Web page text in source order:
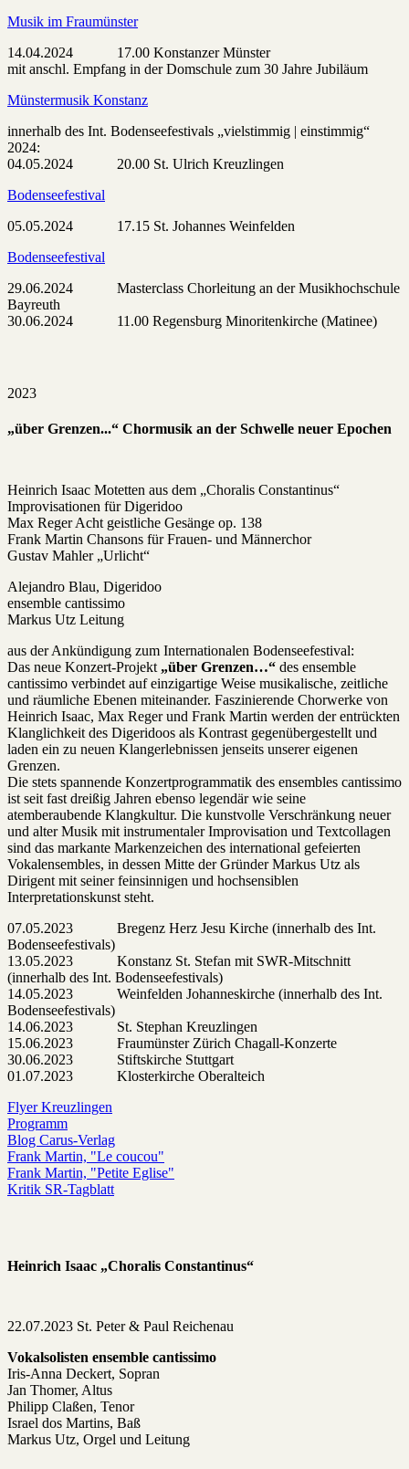
Musik im Fraumünster
14.04.2024 17.00 Konstanzer Münster
mit anschl. Empfang in der Domschule zum 30 Jahre Jubiläum
Münstermusik Konstanz
innerhalb des Int. Bodenseefestivals „vielstimmig | einstimmig“
2024:
04.05.2024 20.00 St. Ulrich Kreuzlingen
Bodenseefestival
05.05.2024 17.15 St. Johannes Weinfelden
Bodenseefestival
29.06.2024 Masterclass Chorleitung an der Musikhochschule
Bayreuth
30.06.2024 11.00 Regensburg Minoritenkirche (Matinee)
2023
„über Grenzen...“ Chormusik an der Schwelle neuer Epochen
Heinrich Isaac Motetten aus dem „Choralis Constantinus“
Improvisationen für Digeridoo
Max Reger Acht geistliche Gesänge op. 138
Frank Martin Chansons für Frauen- und Männerchor
Gustav Mahler „Urlicht“
Alejandro Blau, Digeridoo
ensemble cantissimo
Markus Utz Leitung
aus der Ankündigung zum Internationalen Bodenseefestival:
Das neue Konzert-Projekt „über Grenzen…“ des ensemble
cantissimo verbindet auf einzigartige Weise musikalische, zeitliche
und räumliche Ebenen miteinander. Faszinierende Chorwerke von
Heinrich Isaac, Max Reger und Frank Martin werden der entrückten
Klanglichkeit des Digeridoos als Kontrast gegenübergestellt und
laden ein zu neuen Klangerlebnissen jenseits unserer eigenen
Grenzen.
Die stets spannende Konzertprogrammatik des ensembles cantissimo
ist seit fast dreißig Jahren ebenso legendär wie seine
atemberaubende Klangkultur. Die kunstvolle Verschränkung neuer
und alter Musik mit instrumentaler Improvisation und Textcollagen
sind das markante Markenzeichen des international gefeierten
Vokalensembles, in dessen Mitte der Gründer Markus Utz als
Dirigent mit seiner feinsinnigen und hochsensiblen
Interpretationskunst steht.
07.05.2023 Bregenz Herz Jesu Kirche (innerhalb des Int.
Bodenseefestivals)
13.05.2023 Konstanz St. Stefan mit SWR-Mitschnitt
(innerhalb des Int. Bodenseefestivals)
14.05.2023 Weinfelden Johanneskirche (innerhalb des Int.
Bodenseefestivals)
14.06.2023 St. Stephan Kreuzlingen
15.06.2023 Fraumünster Zürich Chagall-Konzerte
30.06.2023 Stiftskirche Stuttgart
01.07.2023 Klosterkirche Oberalteich
Flyer Kreuzlingen
Programm
Blog Carus-Verlag
Frank Martin, "Le coucou"
Frank Martin, "Petite Eglise"
Kritik SR-Tagblatt
Heinrich Isaac „Choralis Constantinus“
22.07.2023 St. Peter & Paul Reichenau
Vokalsolisten ensemble cantissimo
Iris-Anna Deckert, Sopran
Jan Thomer, Altus
Philipp Claßen, Tenor
Israel dos Martins, Baß
Markus Utz, Orgel und Leitung